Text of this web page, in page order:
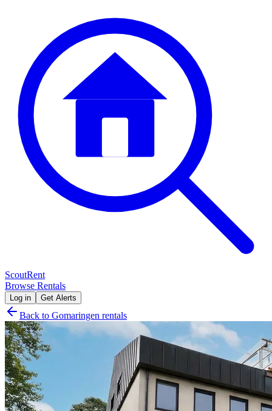
ScoutRent
Browse Rentals
Log in Get Alerts
Back to Gomaringen rentals